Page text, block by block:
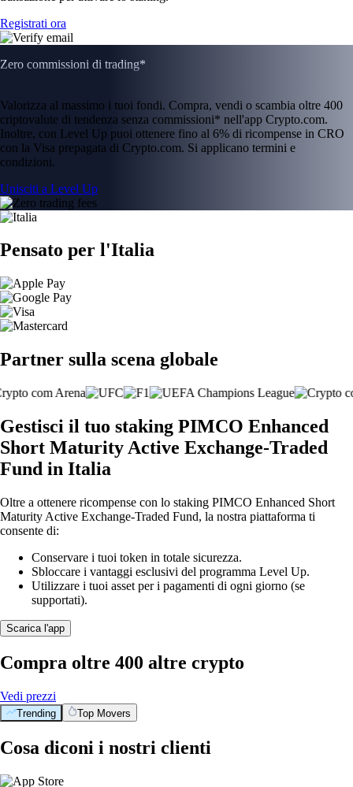
Registrati ora
Zero commissioni di trading*
Valorizza al massimo i tuoi fondi. Compra, vendi o scambia oltre 400
criptovalute di tendenza senza commissioni* nell'app Crypto.com.
Inoltre, con Level Up puoi ottenere fino al 6% di ricompense in CRO
con la Visa prepagata di Crypto.com. Si applicano termini e
condizioni.
Unisciti a Level Up
Pensato per l'Italia
Partner sulla scena globale
Gestisci il tuo staking PIMCO Enhanced
Short Maturity Active Exchange-Traded
Fund in Italia
Oltre a ottenere ricompense con lo staking PIMCO Enhanced Short
Maturity Active Exchange-Traded Fund, la nostra piattaforma ti
consente di:
Conservare i tuoi token in totale sicurezza.
Sbloccare i vantaggi esclusivi del programma Level Up.
Utilizzare i tuoi asset per i pagamenti di ogni giorno (se
supportati).
Scarica l'app
Compra oltre 400 altre crypto
Vedi prezzi
Trending Top Movers
Cosa diconi i nostri clienti